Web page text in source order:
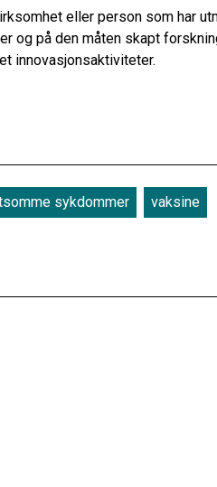
eller person som har
og på den måten skapt
innovasjonsaktiviteter.
sykdommer vaksine